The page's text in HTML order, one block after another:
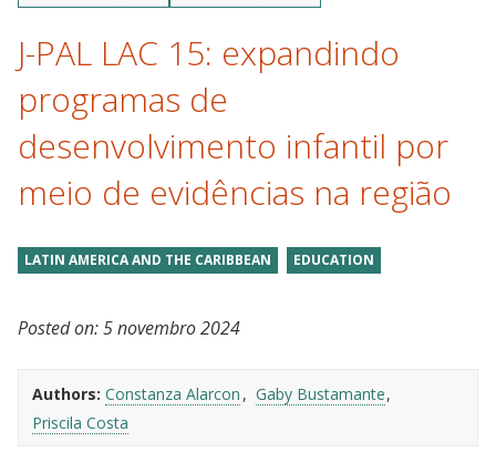
J-PAL LAC 15: expandindo
programas de
desenvolvimento infantil por
meio de evidências na região
LATIN AMERICA AND THE CARIBBEAN EDUCATION
Posted on:5 novembro 2024
Authors: Constanza Alarcon
Gaby Bustamante
Priscila Costa